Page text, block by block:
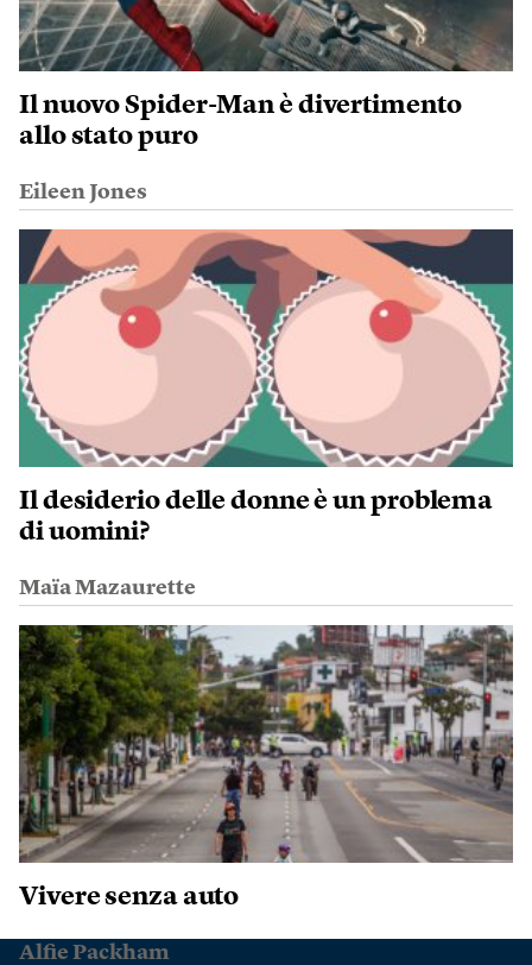
Il nuovo Spider-Man è divertimento
allo stato puro
Eileen Jones
Il desiderio delle donne è un problema
di uomini?
Maïa Mazaurette
Vivere senza auto
Alfie Packham